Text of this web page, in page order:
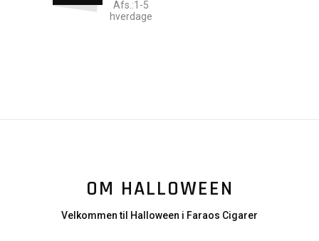
Afs.:1-5
hverdage
OM HALLOWEEN
Velkommen til Halloween i Faraos Cigarer